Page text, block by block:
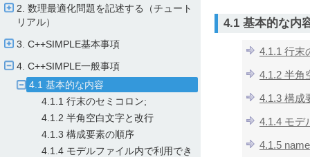
2. 数理最適化問題を記述する（チュート
リアル）
3. C++SIMPLE基本事項
4. C++SIMPLE一般事項
4.1 基本的な内容
4.1.1 行末のセミコロン;
4.1.2 半角空白文字と改行
4.1.3 構成要素の順序
4.1.4 モデルファイル内で利用でき
4.1 基本的な内
4.1.1 行末
4.1.2 半角
4.1.3 構成
4.1.4 モデ
4.1.5